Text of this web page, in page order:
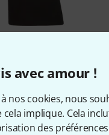
avec amour !
à nos cookies, nous
cela implique. Cela
des